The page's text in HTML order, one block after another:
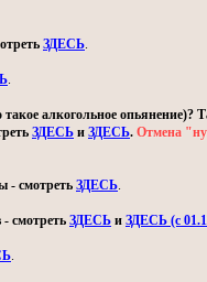
ЗДЕСЬ.
.
такое алкогольное
ЗДЕСЬ и ЗДЕСЬ. Отмена
- смотреть ЗДЕСЬ.
смотреть ЗДЕСЬ и ЗДЕСЬ (с
.